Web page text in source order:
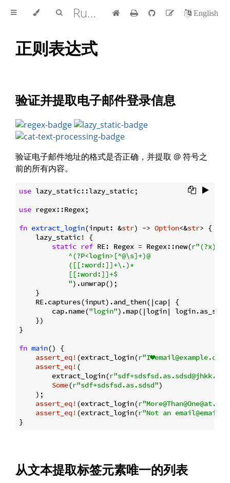
Rust Cookbook 中文版 English
正则表达式
验证并提取电子邮件登录信息
验证电子邮件地址的格式是否正确，并提取 @ 符号之
前的所有内容。
use lazy_static::lazy_static;
use regex::Regex;
fn extract_login(input: &str) -> Option<&str> {
    lazy_static! {
static ref RE: Regex = Regex::new(r"(?x)
            ^(?P<login>[^@\s]+)@
            ([[:word:]]+\.)*
            [[:word:]]+$
            "
).unwrap();
    }
    RE.captures(input).and_then(|cap| {
        cap.name(
"login").map(|login|
    })
}
fn main() {
assert_eq! (extract_login(r"I❤email@example.com"
assert_eq! (
        extract_login(
Some(r"sdf+sdsfsd.as.sdsd")
    );
assert_eq! (extract_login(
assert_eq! (extract_login(r"Not an email@email"
从文本提取标签元素唯一的列表